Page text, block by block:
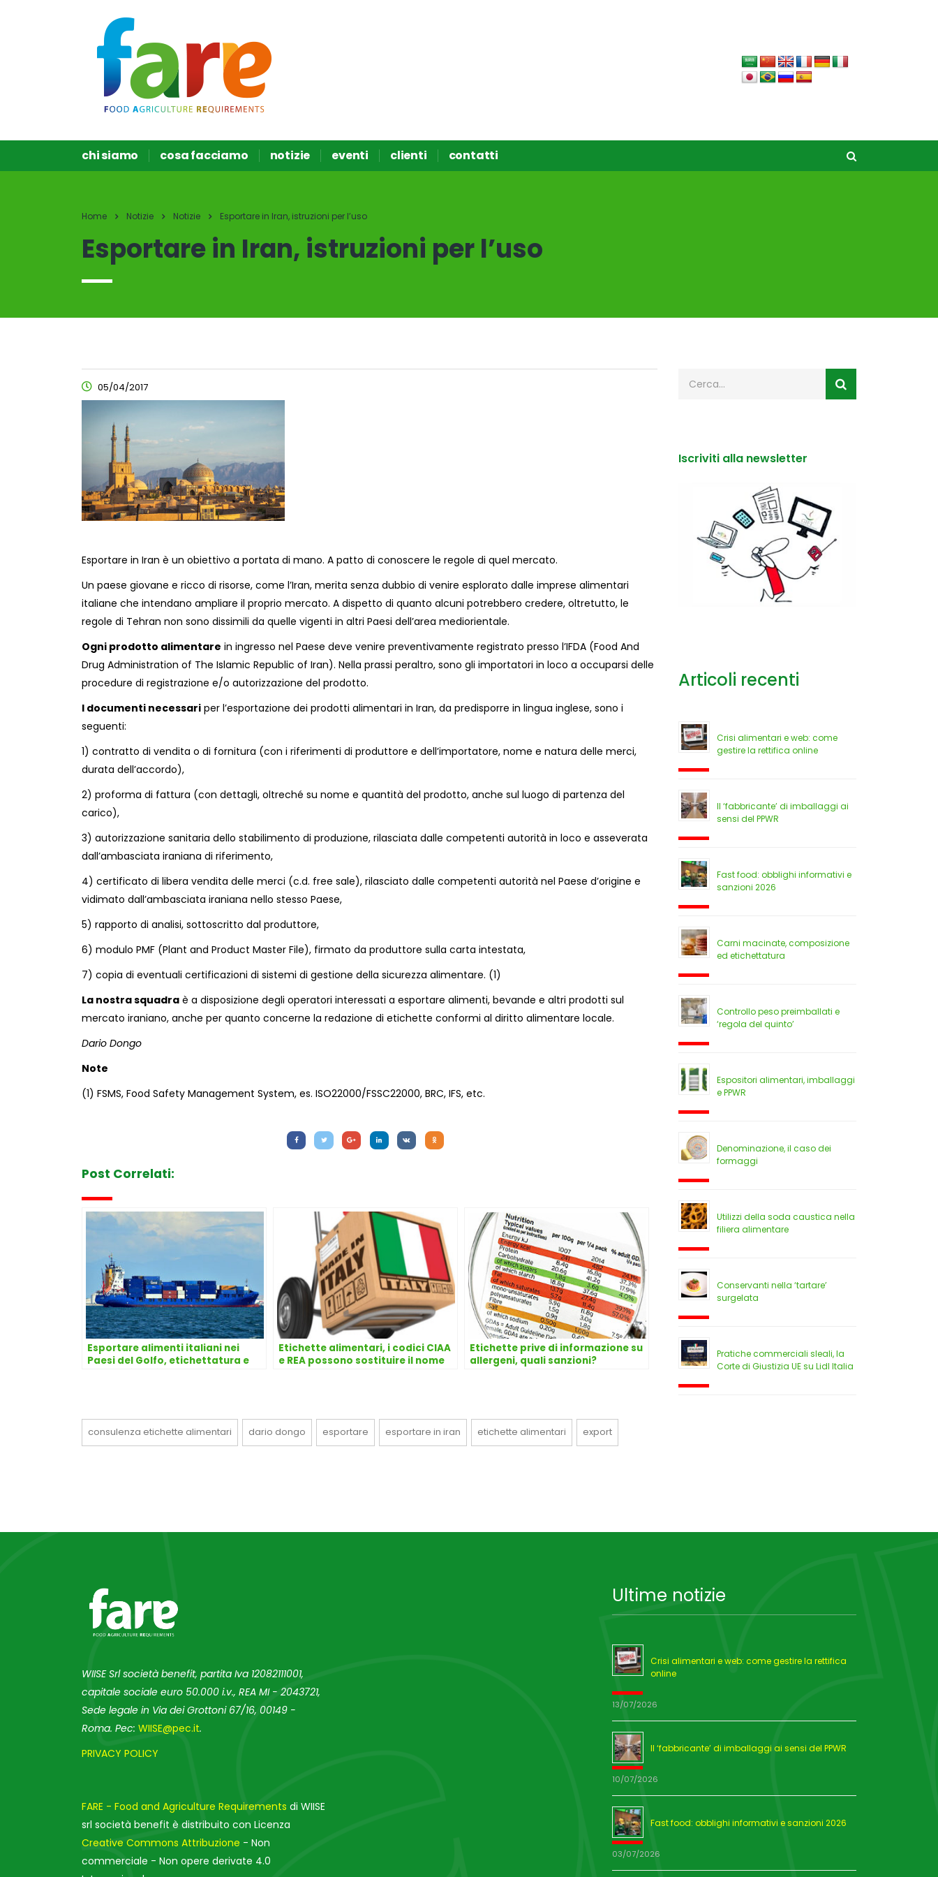
chi siamo cosa facciamo notizie eventi clienti contatti
Home Notizie Notizie Esportare in Iran, istruzioni per l’uso
Esportare in Iran, istruzioni per l’uso
05/04/2017
Esportare in Iran è un obiettivo a portata di mano. A patto di conoscere le regole di quel mercato.
Un paese giovane e ricco di risorse, come l’Iran, merita senza dubbio di venire esplorato dalle imprese alimentari
italiane che intendano ampliare il proprio mercato. A dispetto di quanto alcuni potrebbero credere, oltretutto, le
regole di Tehran non sono dissimili da quelle vigenti in altri Paesi dell’area mediorientale.
Ogni prodotto alimentare in ingresso nel Paese deve venire preventivamente registrato presso l’IFDA (Food And
Drug Administration of The Islamic Republic of Iran). Nella prassi peraltro, sono gli importatori in loco a occuparsi delle
procedure di registrazione e/o autorizzazione del prodotto.
I documenti necessari per l’esportazione dei prodotti alimentari in Iran, da predisporre in lingua inglese, sono i
seguenti:
1) contratto di vendita o di fornitura (con i riferimenti di produttore e dell’importatore, nome e natura delle merci,
durata dell’accordo),
2) proforma di fattura (con dettagli, oltreché su nome e quantità del prodotto, anche sul luogo di partenza del
carico),
3) autorizzazione sanitaria dello stabilimento di produzione, rilasciata dalle competenti autorità in loco e asseverata
dall’ambasciata iraniana di riferimento,
4) certificato di libera vendita delle merci (c.d. free sale), rilasciato dalle competenti autorità nel Paese d’origine e
vidimato dall’ambasciata iraniana nello stesso Paese,
5) rapporto di analisi, sottoscritto dal produttore,
6) modulo PMF (Plant and Product Master File), firmato da produttore sulla carta intestata,
7) copia di eventuali certificazioni di sistemi di gestione della sicurezza alimentare. (1)
La nostra squadra è a disposizione degli operatori interessati a esportare alimenti, bevande e altri prodotti sul
mercato iraniano, anche per quanto concerne la redazione di etichette conformi al diritto alimentare locale.
Dario Dongo
Note
(1) FSMS, Food Safety Management System, es. ISO22000/FSSC22000, BRC, IFS, etc.
Post Correlati:
Esportare alimenti italiani nei
Paesi del Golfo, etichettatura e
Etichette alimentari, i codici CIAA
e REA possono sostituire il nome
Etichette prive di informazione su
allergeni, quali sanzioni?
consulenza etichette alimentari dario dongo esportare esportare in iran etichette alimentari export
Iscriviti alla newsletter
Articoli recenti
Crisi alimentari e web: come
gestire la rettifica online
Il ‘fabbricante’ di imballaggi ai
sensi del PPWR
Fast food: obblighi informativi e
sanzioni 2026
Carni macinate, composizione
ed etichettatura
Controllo peso preimballati e
‘regola del quinto’
Espositori alimentari, imballaggi
e PPWR
Denominazione, il caso dei
formaggi
Utilizzi della soda caustica nella
filiera alimentare
Conservanti nella ‘tartare’
surgelata
Pratiche commerciali sleali, la
Corte di Giustizia UE su Lidl Italia
WIISE Srl società benefit, partita Iva 12082111001,
capitale sociale euro 50.000 i.v., REA MI - 2043721,
Sede legale in Via dei Grottoni 67/16, 00149 -
Roma. Pec: WIISE@pec.it.
PRIVACY POLICY
FARE - Food and Agriculture Requirements di WIISE
srl società benefit è distribuito con Licenza
Creative Commons Attribuzione - Non
commerciale - Non opere derivate 4.0
Ultime notizie
Crisi alimentari e web: come gestire la rettifica
online
13/07/2026
Il ‘fabbricante’ di imballaggi ai sensi del PPWR
10/07/2026
Fast food: obblighi informativi e sanzioni 2026
03/07/2026